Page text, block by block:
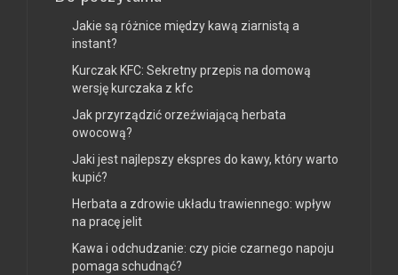
Jakie są różnice między kawą ziarnistą a
instant?
Kurczak KFC: Sekretny przepis na domową
wersję kurczaka z kfc
Jak przyrządzić orzeźwiającą herbata
owocową?
Jaki jest najlepszy ekspres do kawy, który warto
kupić?
Herbata a zdrowie układu trawiennego: wpływ
na pracę jelit
Kawa i odchudzanie: czy picie czarnego napoju
pomaga schudnąć?